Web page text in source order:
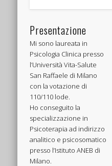
Presentazione
Mi sono laureata in
Psicologia Clinica presso
l’Università Vita-Salute
San Raffaele di Milano
con la votazione di
110/110 lode.
Ho conseguito la
specializzazione in
Psicoterapia ad indirizzo
analitico e psicosomatico
presso l’Istituto ANEB di
Milano.